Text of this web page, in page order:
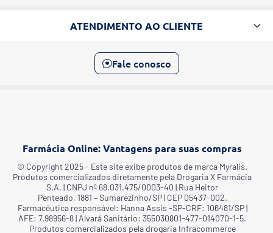
ATENDIMENTO AO CLIENTE
Fale conosco
Farmácia Online: Vantagens para suas compras
©️ Copyright 2025 - Este site exibe produtos de marca Myralis.
Produtos comercializados diretamente pela Drogaria X Farmácia
S.A. | CNPJ nº 68.031.475/0003-40 | Rua Heitor
Penteado, 1881 – Sumarezinho/SP | CEP 05437-002.
Farmacêutica responsável: Hanna Assis -SP-CRF: 106481/SP |
AFE: 7.98956-8 | Alvará Sanitário: 355030801-477-014070-1-5.
Produtos comercializados pela drogaria Infracommerce